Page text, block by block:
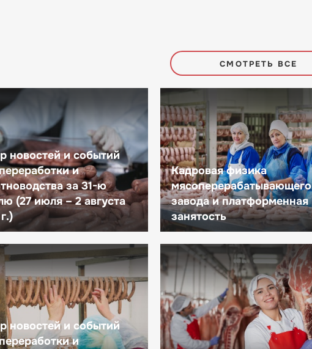
СМОТРЕТЬ ВСЕ
новостей и событий
и
за 31-ю
(27 июля – 2 августа
Кадровая физика
мясоперерабатывающего
завода и платформенная
занятость
новостей и событий
и